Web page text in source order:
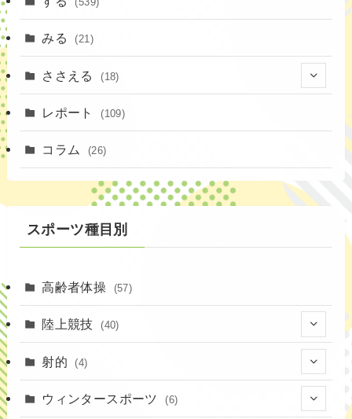
みる (21)
ささえる (18)
(4)
(1)
レポート (109)
コラム (26)
スポーツ種目別
高齢者体操 (57)
陸上競技 (40)
(2)
射的 (4)
(4)
ウィンタースポーツ (6)